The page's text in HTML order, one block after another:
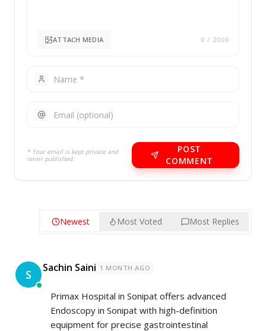
ATTACH MEDIA 0 / 2000
* Your email is kept private and
never published.
POST
COMMENT
Newest Most Voted Most Replies
S Sachin Saini 1 MONTH AGO
Primax Hospital in Sonipat offers advanced
Endoscopy in Sonipat with high-definition
equipment for precise gastrointestinal